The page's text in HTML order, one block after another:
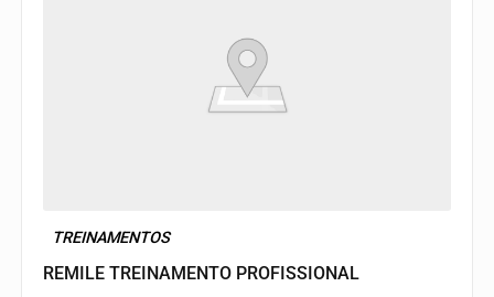
TREINAMENTOS
REMILE TREINAMENTO PROFISSIONAL